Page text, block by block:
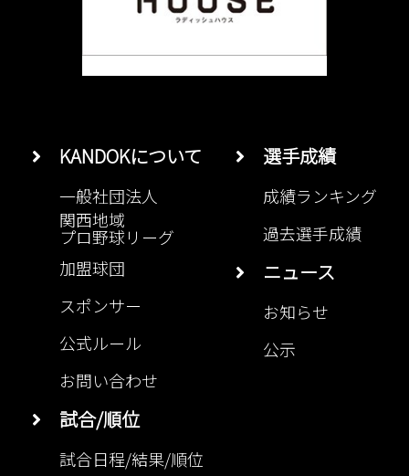
KANDOKについて
一般社団法人
関西地域
プロ野球リーグ
加盟球団
スポンサー
公式ルール
お問い合わせ
試合/順位
試合日程/結果/順位
選手成績
成績ランキング
過去選手成績
ニュース
お知らせ
公示